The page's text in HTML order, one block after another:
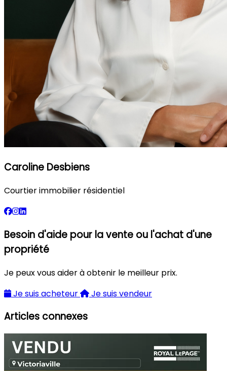
Caroline Desbiens
Courtier immobilier résidentiel
Besoin d'aide pour la vente ou l'achat d'une
propriété
Je peux vous aider à obtenir le meilleur prix.
Je suis acheteur
Je suis vendeur
Articles connexes